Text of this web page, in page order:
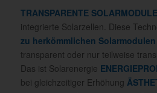
TRANSPARENTE SOLARMODULE
integrierte Solarzellen. Diese
zu herkömmlichen Solarmodulen
transparent oder nur teilweise
Das ist Solarenergie
bei gleichzeitiger Erhöhung